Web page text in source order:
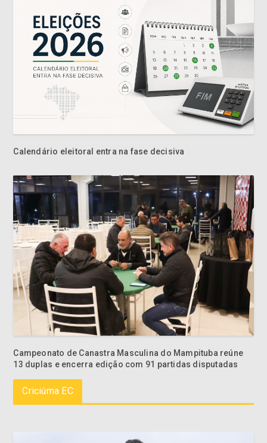
Calendário eleitoral entra na fase decisiva
Campeonato de Canastra Masculina do Mampituba reúne
13 duplas e encerra edição com 91 partidas disputadas
Criciúma EC